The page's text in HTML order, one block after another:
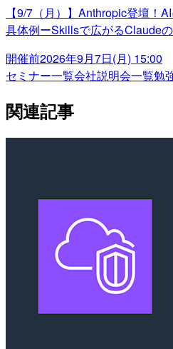
【9/7（月）】Anthropic登壇！
具体例ーSkillsで広がるClaude
開催前2026年9月7日(月) 15:00
セミナー一覧会社説明会一覧勉
関連記事